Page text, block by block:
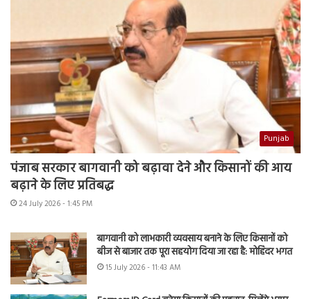
Punjab
पंजाब सरकार बागवानी को बढ़ावा देने और किसानों की आय
बढ़ाने के लिए प्रतिबद्ध
24 July 2026 - 1:45 PM
बागवानी को लाभकारी व्यवसाय बनाने के लिए किसानों को
बीज से बाजार तक पूरा सहयोग दिया जा रहा है: मोहिंदर भगत
15 July 2026 - 11:43 AM